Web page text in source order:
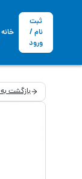
ثبت
نام /
ورود
خانه
بازگشت به